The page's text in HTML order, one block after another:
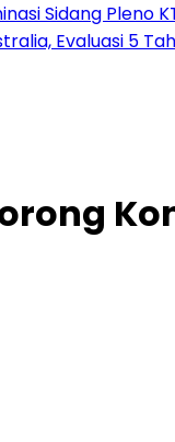
Sidang Pleno
Evaluasi 5